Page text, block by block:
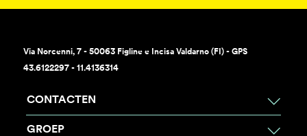
Via Norcenni, 7 - 50063 Figline e Incisa Valdarno (FI) - GPS
43.6122297 - 11.4136314
CONTACTEN
GROEP